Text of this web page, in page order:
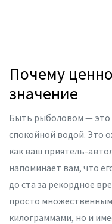
Почему
значение
Быть рыболовом — это
спокойной водой. Это
как ваш приятель-
напоминает вам, что
до ста за рекордное
просто
килограммами, но и